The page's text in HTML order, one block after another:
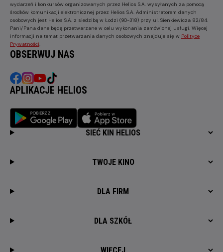
wydarzeń i konkursów organizowanych przez Helios S.A. wysyłanych za pomocą
środków komunikacji elektronicznej przez Helios S.A. Administratorem danych
osobowych jest Helios S.A. z siedzibą w Łodzi (90-318) przy ul. Sienkiewicza 82/84.
Pani/Pana dane będą przetwarzane w celu wykonania zamówionej usługi. Więcej
informacji na temat przetwarzania danych osobowych znajduje się w Polityce
Prywatności
OBSERWUJ NAS
APLIKACJE HELIOS
SIEĆ KIN HELIOS
TWOJE KINO
DLA FIRM
DLA SZKÓŁ
WIĘCEJ